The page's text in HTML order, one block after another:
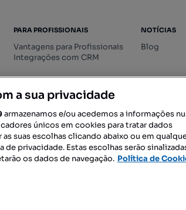
PARA PROFISSIONAIS
Vantagens para Profissionais
Integrações com CRM
NOTÍCIAS
Blog
SIGA-NOS:
a sua privacidade
armazenamos e/ou acedemos a informações
únicos em cookies para tratar dados
suas escolhas clicando abaixo ou em
privacidade. Estas escolhas serão
os dados de navegação. Política de